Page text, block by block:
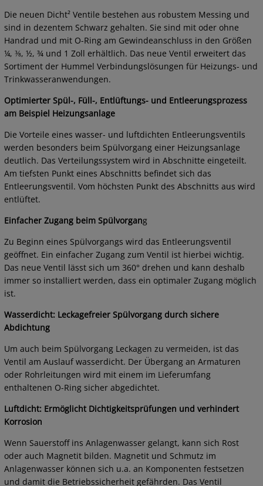
Die neuen Dicht² Ventile bestehen aus robustem Messing und
sind in dezentem Schwarz gehalten. Sie sind mit oder ohne
Handrad und mit O-Ring am Gewindeanschluss in den Größen
¼, ⅜, ½, ¾ und 1 Zoll erhältlich. Das neue Ventil erweitert das
Sortiment der Hummel Verbindungslösungen für Heizungs- und
Trinkwasseranwendungen.
Optimierter Spül-, Füll-, Entlüftungs- und Entleerungsprozess
am Beispiel Heizungsanlage
Die Vorteile eines wasser- und luftdichten Entleerungsventils
werden besonders beim Spülvorgang einer Heizungsanlage
deutlich. Das Verteilungssystem wird in Abschnitte eingeteilt.
Am tiefsten Punkt eines Abschnitts befindet sich das
Entleerungsventil. Vom höchsten Punkt des Abschnitts aus wird
entlüftet.
Einfacher Zugang beim Spülvorgang
Zu Beginn eines Spülvorgangs wird das Entleerungsventil
geöffnet. Ein einfacher Zugang zum Ventil ist hierbei wichtig.
Das neue Ventil lässt sich um 360° drehen und kann deshalb
immer so installiert werden, dass ein optimaler Zugang möglich
ist.
Wasserdicht: Leckagefreier Spülvorgang durch sichere
Abdichtung
Um auch beim Spülvorgang Leckagen zu vermeiden, ist das
Ventil am Auslauf wasserdicht. Der Übergang an Armaturen
oder Rohrleitungen wird mit einem im Lieferumfang
enthaltenen O-Ring sicher abgedichtet.
Luftdicht: Ermöglicht Dichtigkeitsprüfungen und verhindert
Korrosion
Wenn Sauerstoff ins Anlagenwasser gelangt, kann sich Rost
oder auch Magnetit bilden. Magnetit und Schmutz im
Anlagenwasser können sich u.a. an Komponenten festsetzen
und damit die Betriebssicherheit gefährden. Das Ventil